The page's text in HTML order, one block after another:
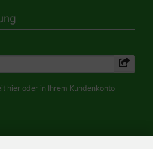
hier oder in Ihrem Kundenkonto